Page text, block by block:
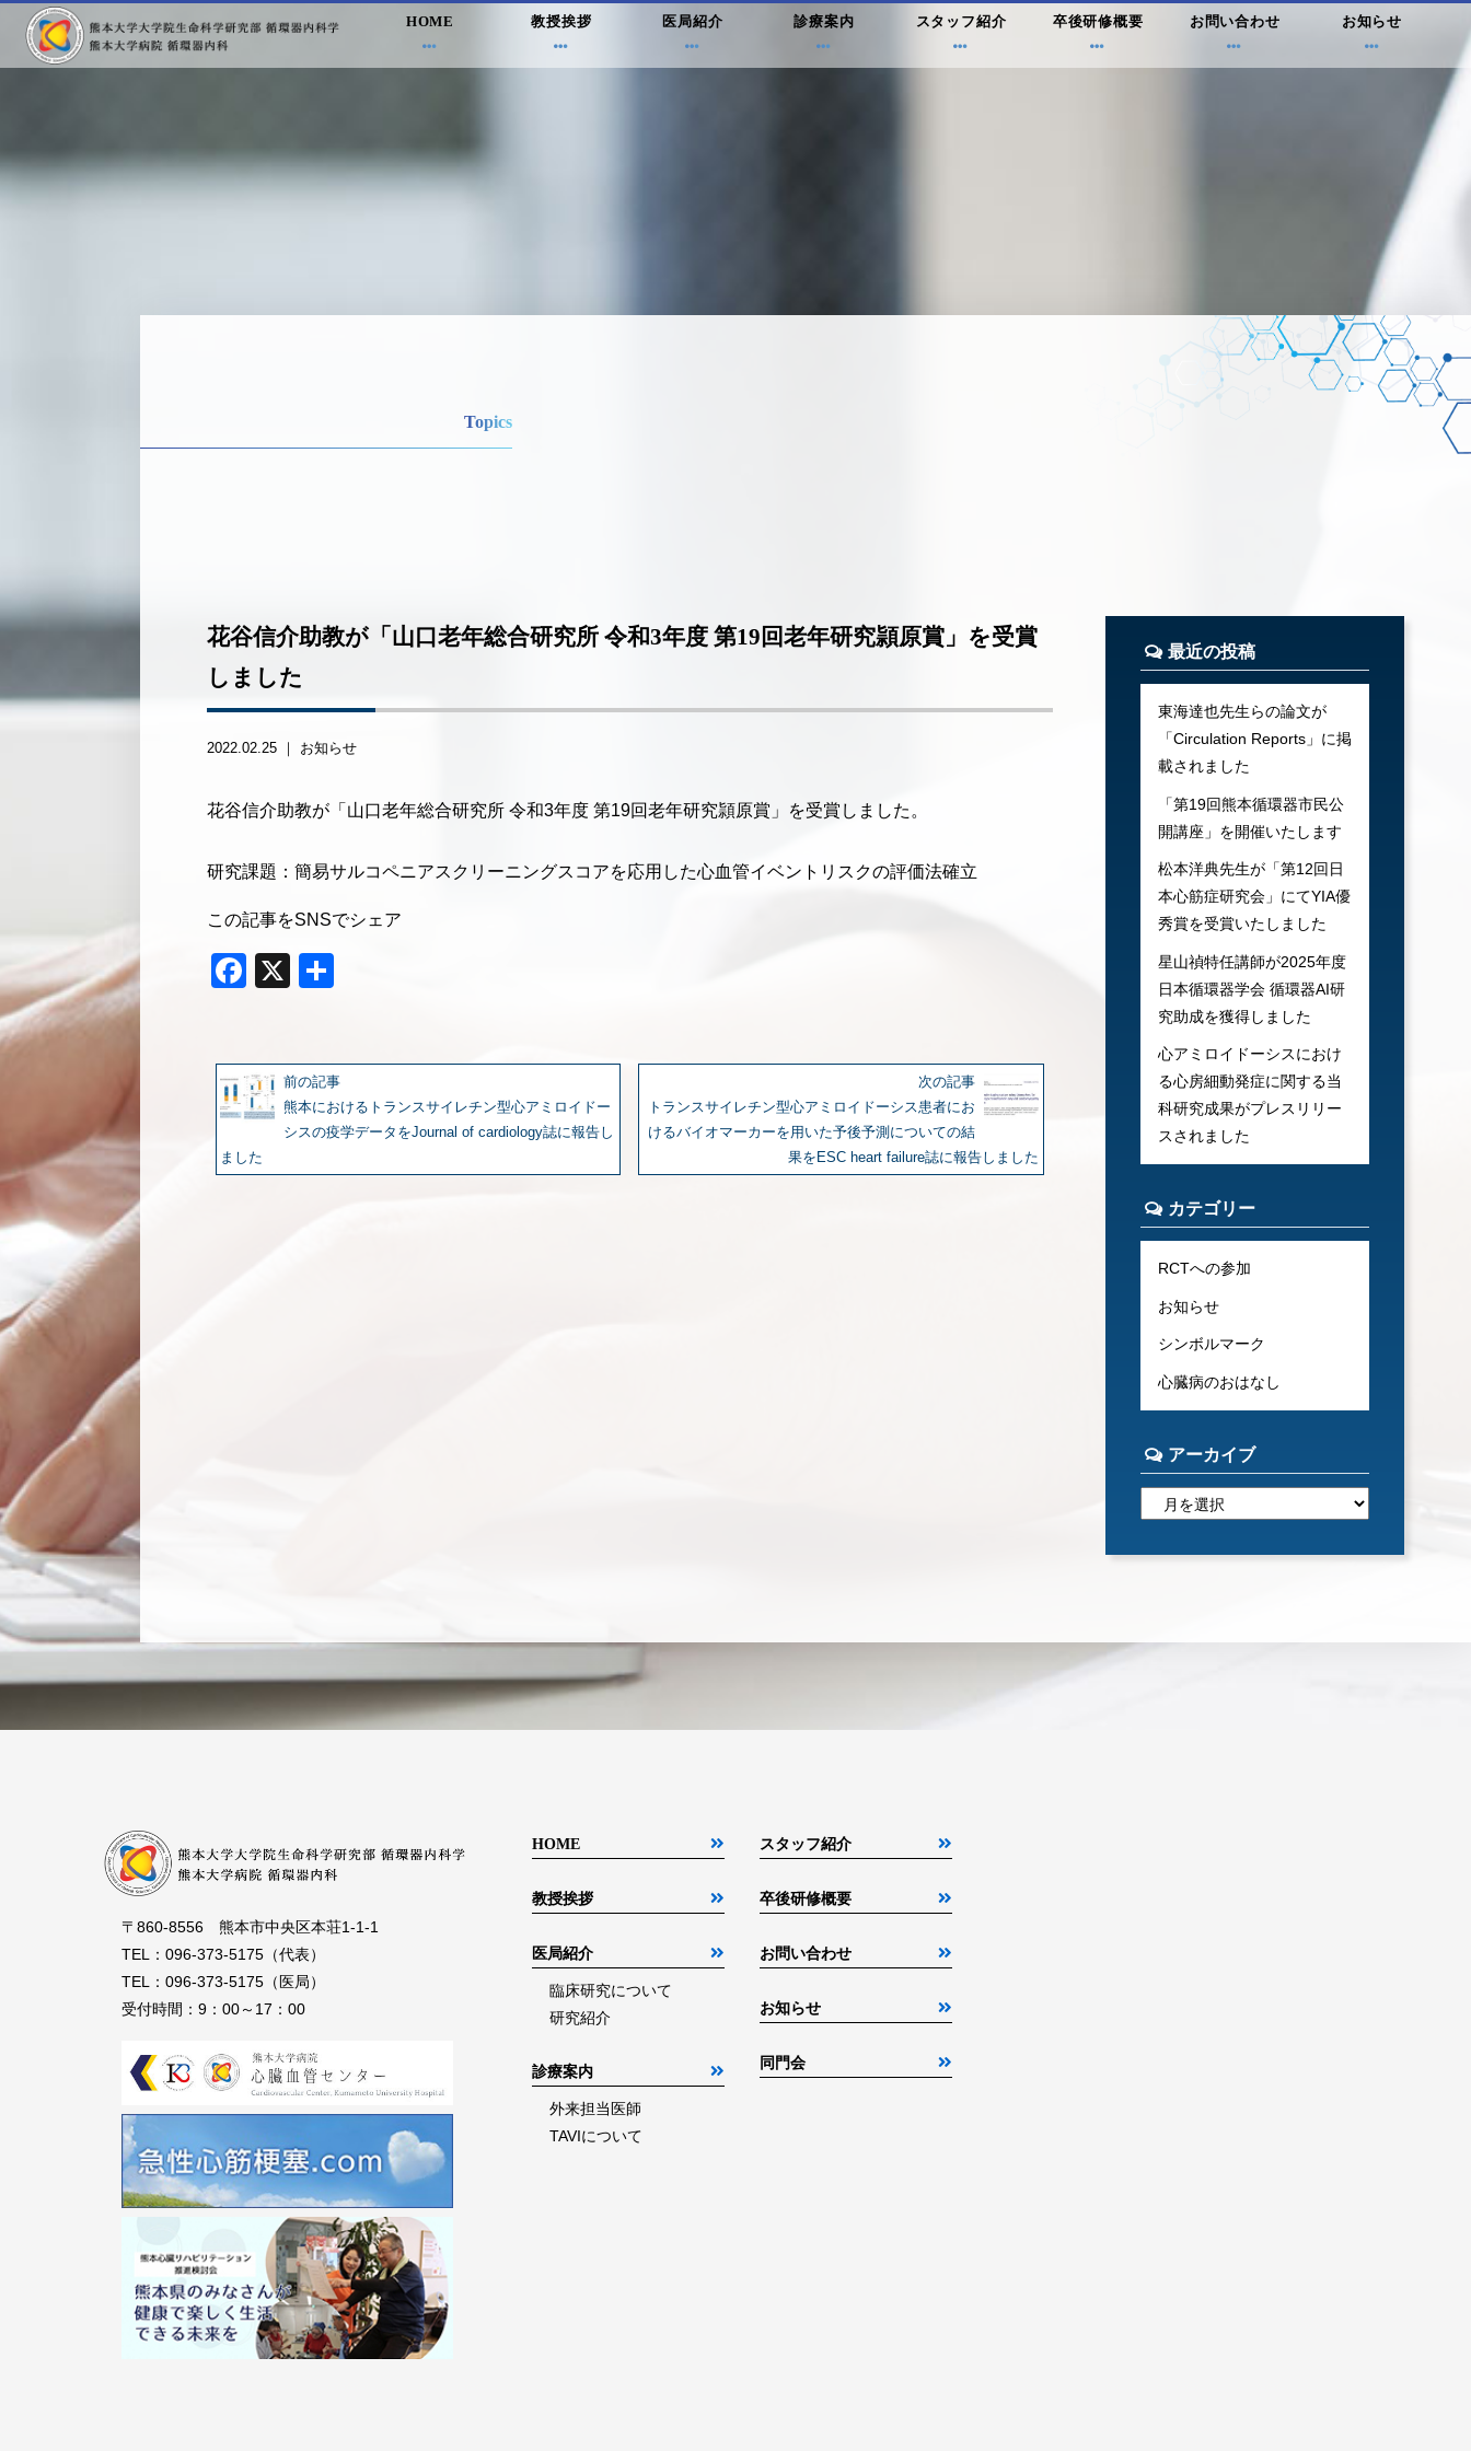
HOME 教授挨拶 医局紹介 診療案内 スタッフ紹介 卒後研修概要 お問い合わせ お知らせ
Topics
花谷信介助教が「山口老年総合研究所 令和3年度 第19回老年研究頴原賞」を受賞
しました
2022.02.25 ｜ お知らせ
花谷信介助教が「山口老年総合研究所 令和3年度 第19回老年研究頴原賞」を受賞しました。
研究課題：簡易サルコペニアスクリーニングスコアを応用した心血管イベントリスクの評価法確立
この記事をSNSでシェア
Facebook
X
前の記事
熊本におけるトランスサイレチン型心アミロイドー
シスの疫学データをJournal of cardiology誌に報告し
ました
次の記事
トランスサイレチン型心アミロイドーシス患者にお
けるバイオマーカーを用いた予後予測についての結
果をESC heart failure誌に報告しました
最近の投稿
東海達也先生らの論文が
「Circulation Reports」に掲
載されました
「第19回熊本循環器市民公
開講座」を開催いたします
松本洋典先生が「第12回日
本心筋症研究会」にてYIA優
秀賞を受賞いたしました
星山禎特任講師が2025年度
日本循環器学会 循環器AI研
究助成を獲得しました
心アミロイドーシスにおけ
る心房細動発症に関する当
科研究成果がプレスリリー
スされました
カテゴリー
RCTへの参加
お知らせ
シンボルマーク
心臓病のおはなし
アーカイブ
〒860-8556 熊本市中央区本荘1-1-1
TEL：096-373-5175（代表）
TEL：096-373-5175（医局）
受付時間：9：00～17：00
HOME
教授挨拶
医局紹介
臨床研究について
研究紹介
診療案内
外来担当医師
TAVIについて
スタッフ紹介
卒後研修概要
お問い合わせ
お知らせ
同門会